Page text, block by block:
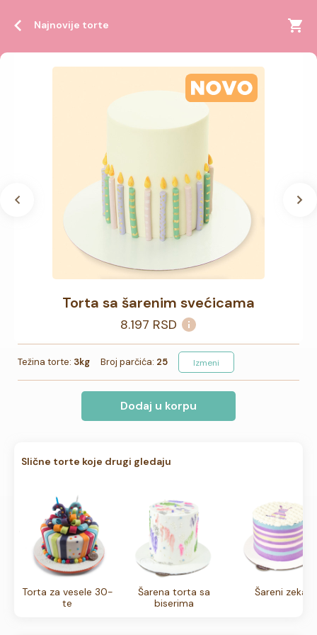
Najnovije torte
Torta sa šarenim svećicama
8.197 RSD
Težina torte: 3kg Broj parčića: 25 Izmeni
Dodaj u korpu
Slične torte koje drugi gledaju
Torta za vesele 30-
te
Šarena torta sa
biserima
Šareni zeka